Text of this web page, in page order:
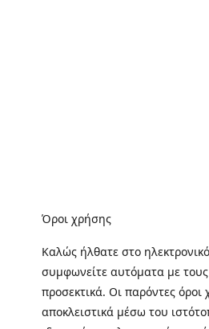
Όροι χρήσης
Καλώς ήλθατε στo
συμφωνείτε αυτόματα με
προσεκτικά. Οι παρόντες
αποκλειστικά μέσω του